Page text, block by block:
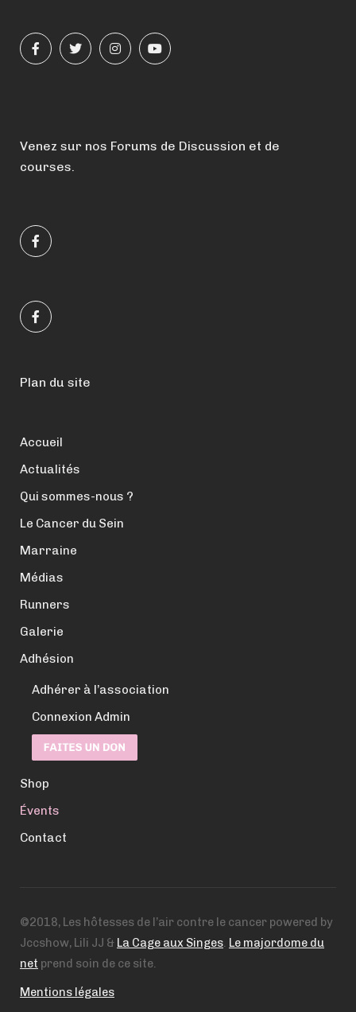
Venez sur nos Forums de Discussion et de
courses.
Plan du site
Accueil
Actualités
Qui sommes-nous ?
Le Cancer du Sein
Marraine
Médias
Runners
Galerie
Adhésion
Adhérer à l’association
Connexion Admin
Shop
Évents
Contact
©2018, Les hôtesses de l’air contre le cancer powered by
Jccshow, Lili JJ & La Cage aux Singes. Le majordome du
net prend soin de ce site.
Mentions légales